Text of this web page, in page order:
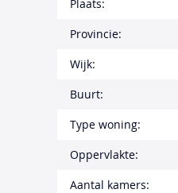
Plaats:
Provincie:
Wijk:
Buurt:
Type woning:
Oppervlakte:
Aantal kamers: